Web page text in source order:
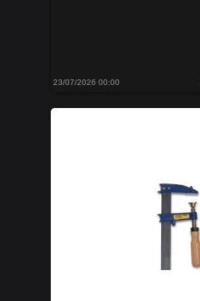
23/07/2026 00:00